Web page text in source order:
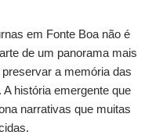
em Fonte Boa não é
de um panorama mais
a memória das
história emergente que
narrativas que muitas